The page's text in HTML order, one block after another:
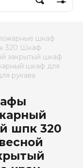
шкаф
320 Шкаф
закрытый шкаф
шкаф для
рукава
шпк 320